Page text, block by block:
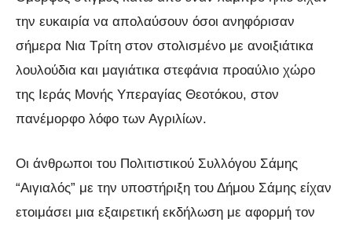
την ευκαιρία να απολαύσουν όσοι ανηφόρισαν
σήμερα Νια Τρίτη στον στολισμένο με ανοιξιάτικα
λουλούδια και μαγιάτικα στεφάνια προαύλιο χώρο
της Ιεράς Μονής Υπεραγίας Θεοτόκου, στον
πανέμορφο λόφο των Αγριλίων.
Οι άνθρωποι του Πολιτιστικού Συλλόγου Σάμης
“Αιγιαλός” με την υποστήριξη του Δήμου Σάμης είχαν
ετοιμάσει μια εξαιρετική εκδήλωση με αφορμή τον